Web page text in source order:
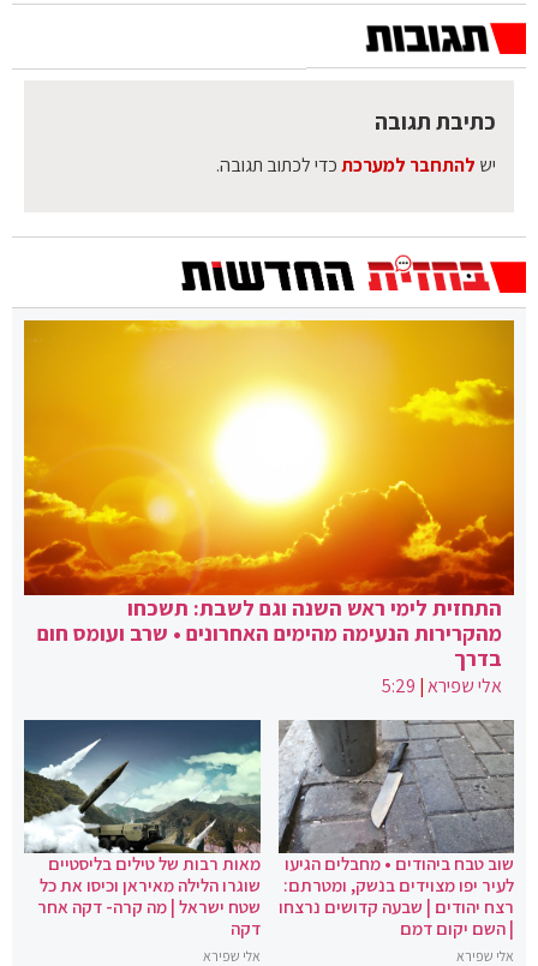
כתיבת תגובה
יש להתחבר למערכתכדי לכתוב תגובה.
התחזית לימי ראש השנה וגם לשבת: תשכחו
מהקרירות הנעימה מהימים האחרונים • שרב ועומס חום
בדרך
אלי שפירא|
5:29
שוב טבח ביהודים • מחבלים הגיעו
לעיר יפו מצוידים בנשק, ומטרתם:
רצח יהודים | שבעה קדושים נרצחו
| השם יקום דמם
אלי שפירא
מאות רבות של טילים בליסטיים
שוגרו הלילה מאיראן וכיסו את כל
שטח ישראל | מה קרה- דקה אחר
דקה
אלי שפירא